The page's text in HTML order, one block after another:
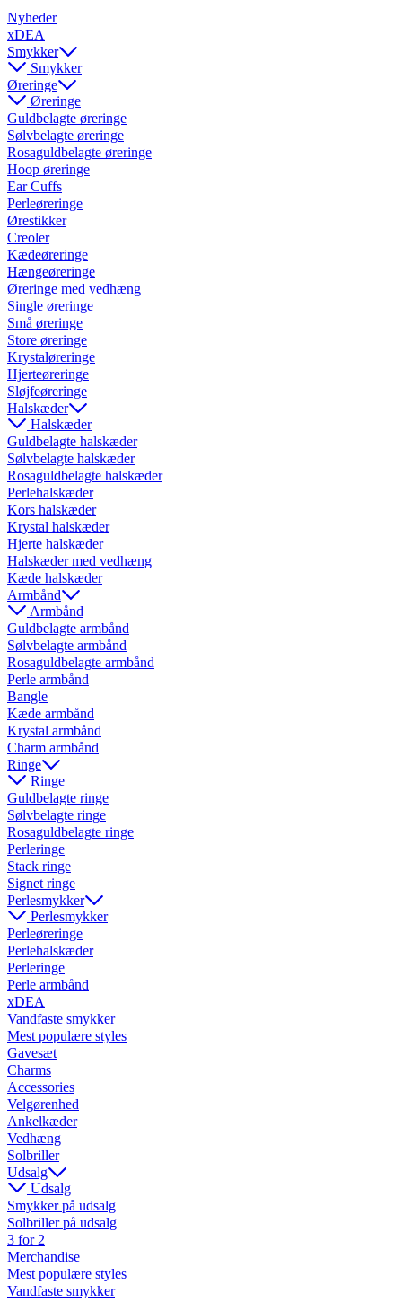
Nyheder
xDEA
Smykker
Smykker
Øreringe
Øreringe
Guldbelagte øreringe
Sølvbelagte øreringe
Rosaguldbelagte øreringe
Hoop øreringe
Ear Cuffs
Perleøreringe
Ørestikker
Creoler
Kædeøreringe
Hængeøreringe
Øreringe med vedhæng
Single øreringe
Små øreringe
Store øreringe
Krystaløreringe
Hjerteøreringe
Sløjfeøreringe
Halskæder
Halskæder
Guldbelagte halskæder
Sølvbelagte halskæder
Rosaguldbelagte halskæder
Perlehalskæder
Kors halskæder
Krystal halskæder
Hjerte halskæder
Halskæder med vedhæng
Kæde halskæder
Armbånd
Armbånd
Guldbelagte armbånd
Sølvbelagte armbånd
Rosaguldbelagte armbånd
Perle armbånd
Bangle
Kæde armbånd
Krystal armbånd
Charm armbånd
Ringe
Ringe
Guldbelagte ringe
Sølvbelagte ringe
Rosaguldbelagte ringe
Perleringe
Stack ringe
Signet ringe
Perlesmykker
Perlesmykker
Perleøreringe
Perlehalskæder
Perleringe
Perle armbånd
xDEA
Vandfaste smykker
Mest populære styles
Gavesæt
Charms
Accessories
Velgørenhed
Ankelkæder
Vedhæng
Solbriller
Udsalg
Udsalg
Smykker på udsalg
Solbriller på udsalg
3 for 2
Merchandise
Mest populære styles
Vandfaste smykker